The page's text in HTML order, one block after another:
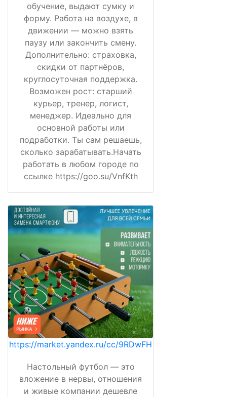
обучение, выдают сумку и
форму. Работа на воздухе, в
движении — можно взять
паузу или закончить смену.
Дополнительно: страховка,
скидки от партнёров,
круглосуточная поддержка.
Возможен рост: старший
курьер, тренер, логист,
менеджер. Идеально для
основной работы или
подработки. Ты сам решаешь,
сколько зарабатывать.Начать
работать в любом городе по
ссылке https://goo.su/VnfKth
https://market.yandex.ru/cc/9RDwFH
Настольный футбол — это
вложение в нервы, отношения
и живые компании дешевле